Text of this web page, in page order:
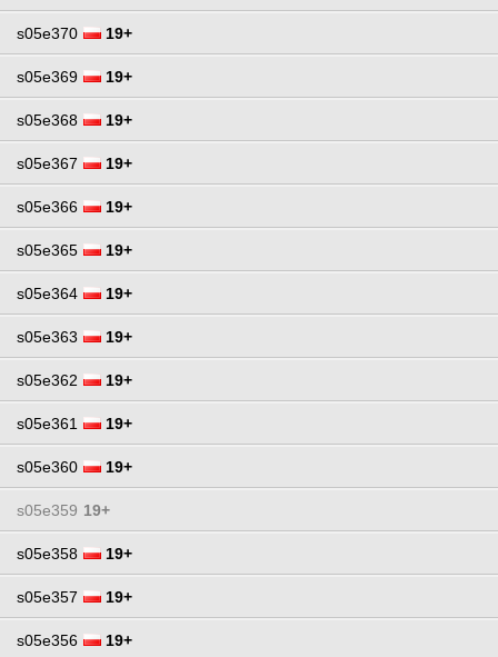
s05e370 19+
s05e369 19+
s05e368 19+
s05e367 19+
s05e366 19+
s05e365 19+
s05e364 19+
s05e363 19+
s05e362 19+
s05e361 19+
s05e360 19+
s05e359 19+
s05e358 19+
s05e357 19+
s05e356 19+